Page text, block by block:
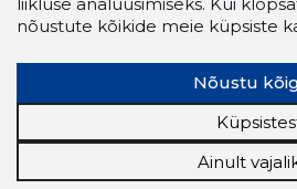
see firma täna on.LAADI
Näed helistaja tausta!
SinuniOTSEKONTAKTID400
ettevõtte ja isikute kohta
Andmed on rikastatud
nõustute kõikide meie küpsiste
Nõustu
Ainult